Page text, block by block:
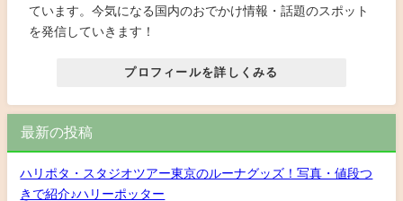
ています。今気になる国内のおでかけ情報・話題のスポット
を発信していきます！
プロフィールを詳しくみる
最新の投稿
ハリポタ・スタジオツアー東京のルーナグッズ！写真・値段つ
きで紹介♪ハリーポッター